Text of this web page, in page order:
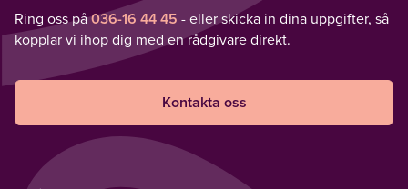
Ring oss på036-16 44 45 - eller skicka in dina uppgifter, så
kopplar vi ihop dig med en rådgivare direkt.
Kontakta oss